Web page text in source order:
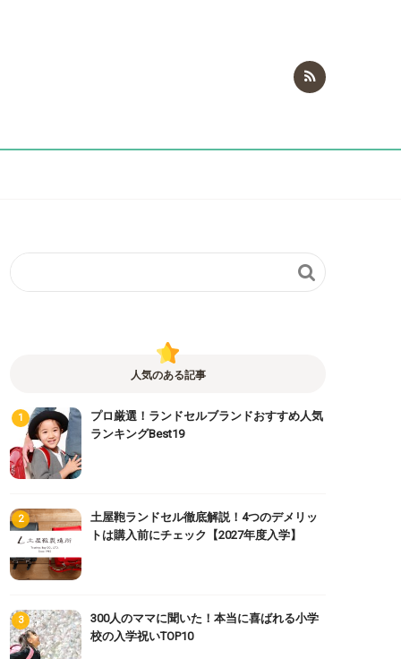

人気のある記事
プロ厳選！ランドセルブランドおすすめ人気
ランキングBest19
土屋鞄ランドセル徹底解説！4つのデメリッ
トは購入前にチェック【2027年度入学】
300人のママに聞いた！本当に喜ばれる小学
校の入学祝いTOP10